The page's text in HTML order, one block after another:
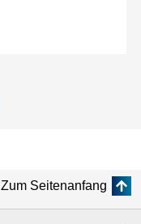
Zum Seitenanfang